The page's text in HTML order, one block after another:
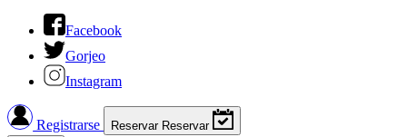
Facebook
Gorjeo
Instagram
Registrarse Reservar Reservar